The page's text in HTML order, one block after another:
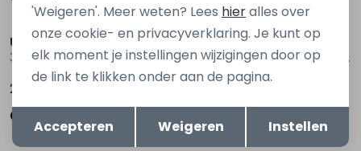
Unlocked
3117200 W10272 Bruin midden
24,99
Unlocked
3117200 W10272 Grijs antraciet
Terug Opslaan
'Weigeren'. Meer weten? Lees hieralles over
onze cookie- en privacyverklaring. Je kunt op
elk moment je instellingen wijzigingen door op
de link te klikken onder aan de pagina.
Accepteren Weigeren Instellen